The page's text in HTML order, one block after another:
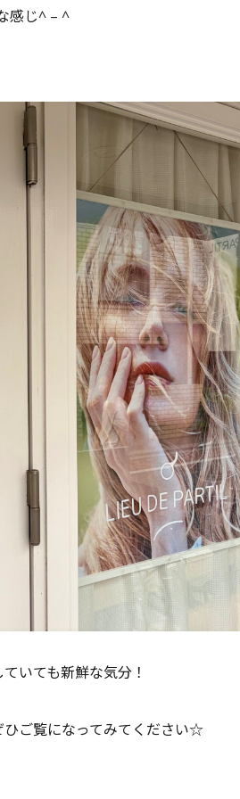
感じ^ – ^
いても新鮮な気分！
ご覧になってみてください☆